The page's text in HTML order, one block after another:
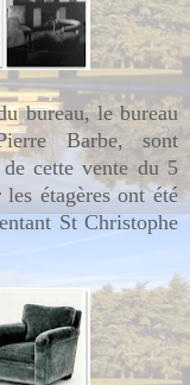
bureau, le bureau
Barbe, sont
de cette vente du 5
étagères ont été
St Christophe